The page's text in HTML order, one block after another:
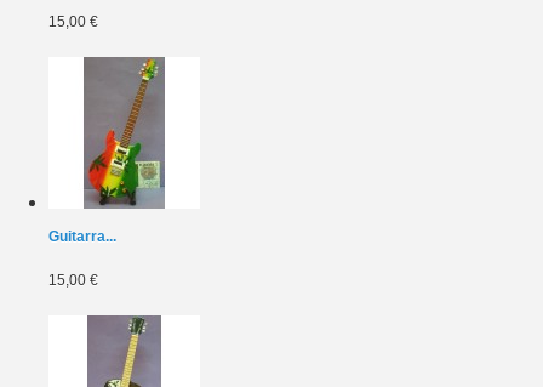
15,00 €
Guitarra...
15,00 €